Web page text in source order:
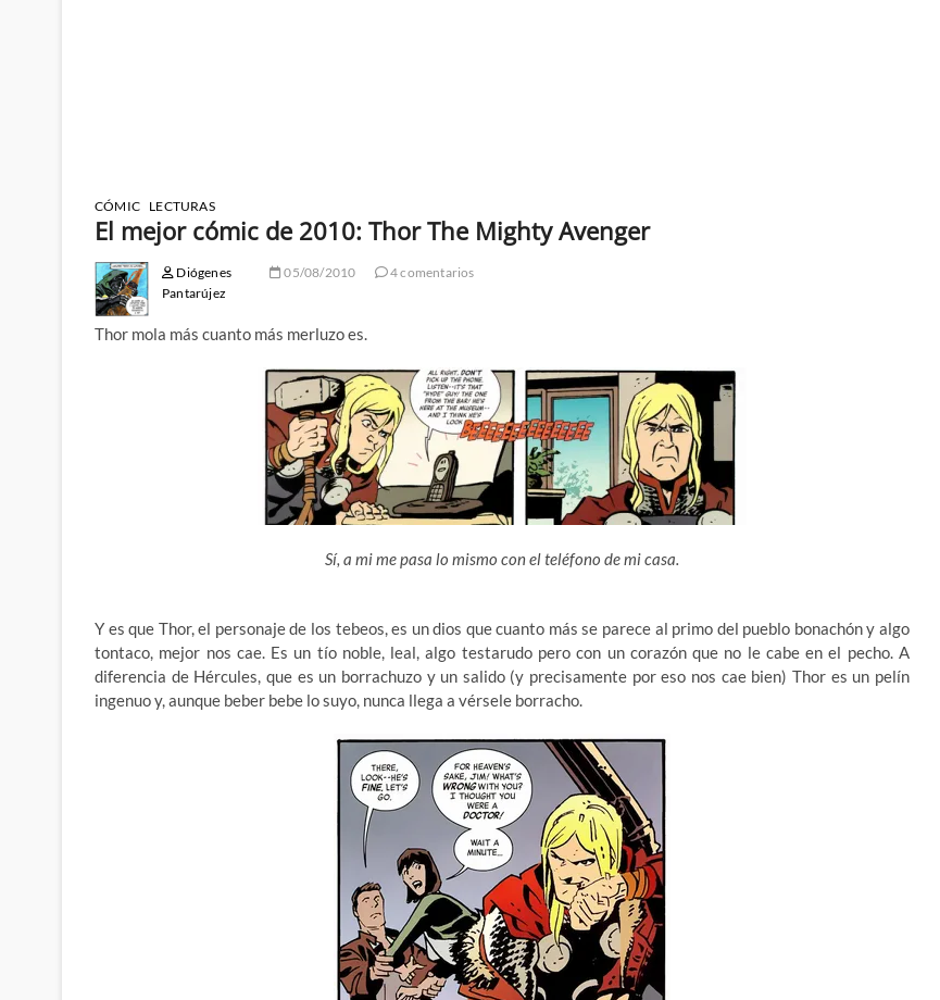
CÓMIC LECTURAS
El mejor cómic de 2010: Thor The Mighty Avenger
Diógenes
Pantarújez
05/08/2010 4 comentarios
Thor mola más cuanto más merluzo es.
Sí, a mi me pasa lo mismo con el teléfono de mi casa.
Y es que Thor, el personaje de los tebeos, es un dios que cuanto más se parece al primo del pueblo bonachón y algo
tontaco, mejor nos cae. Es un tío noble, leal, algo testarudo pero con un corazón que no le cabe en el pecho. A
diferencia de Hércules, que es un borrachuzo y un salido (y precisamente por eso nos cae bien) Thor es un pelín
ingenuo y, aunque beber bebe lo suyo, nunca llega a vérsele borracho.